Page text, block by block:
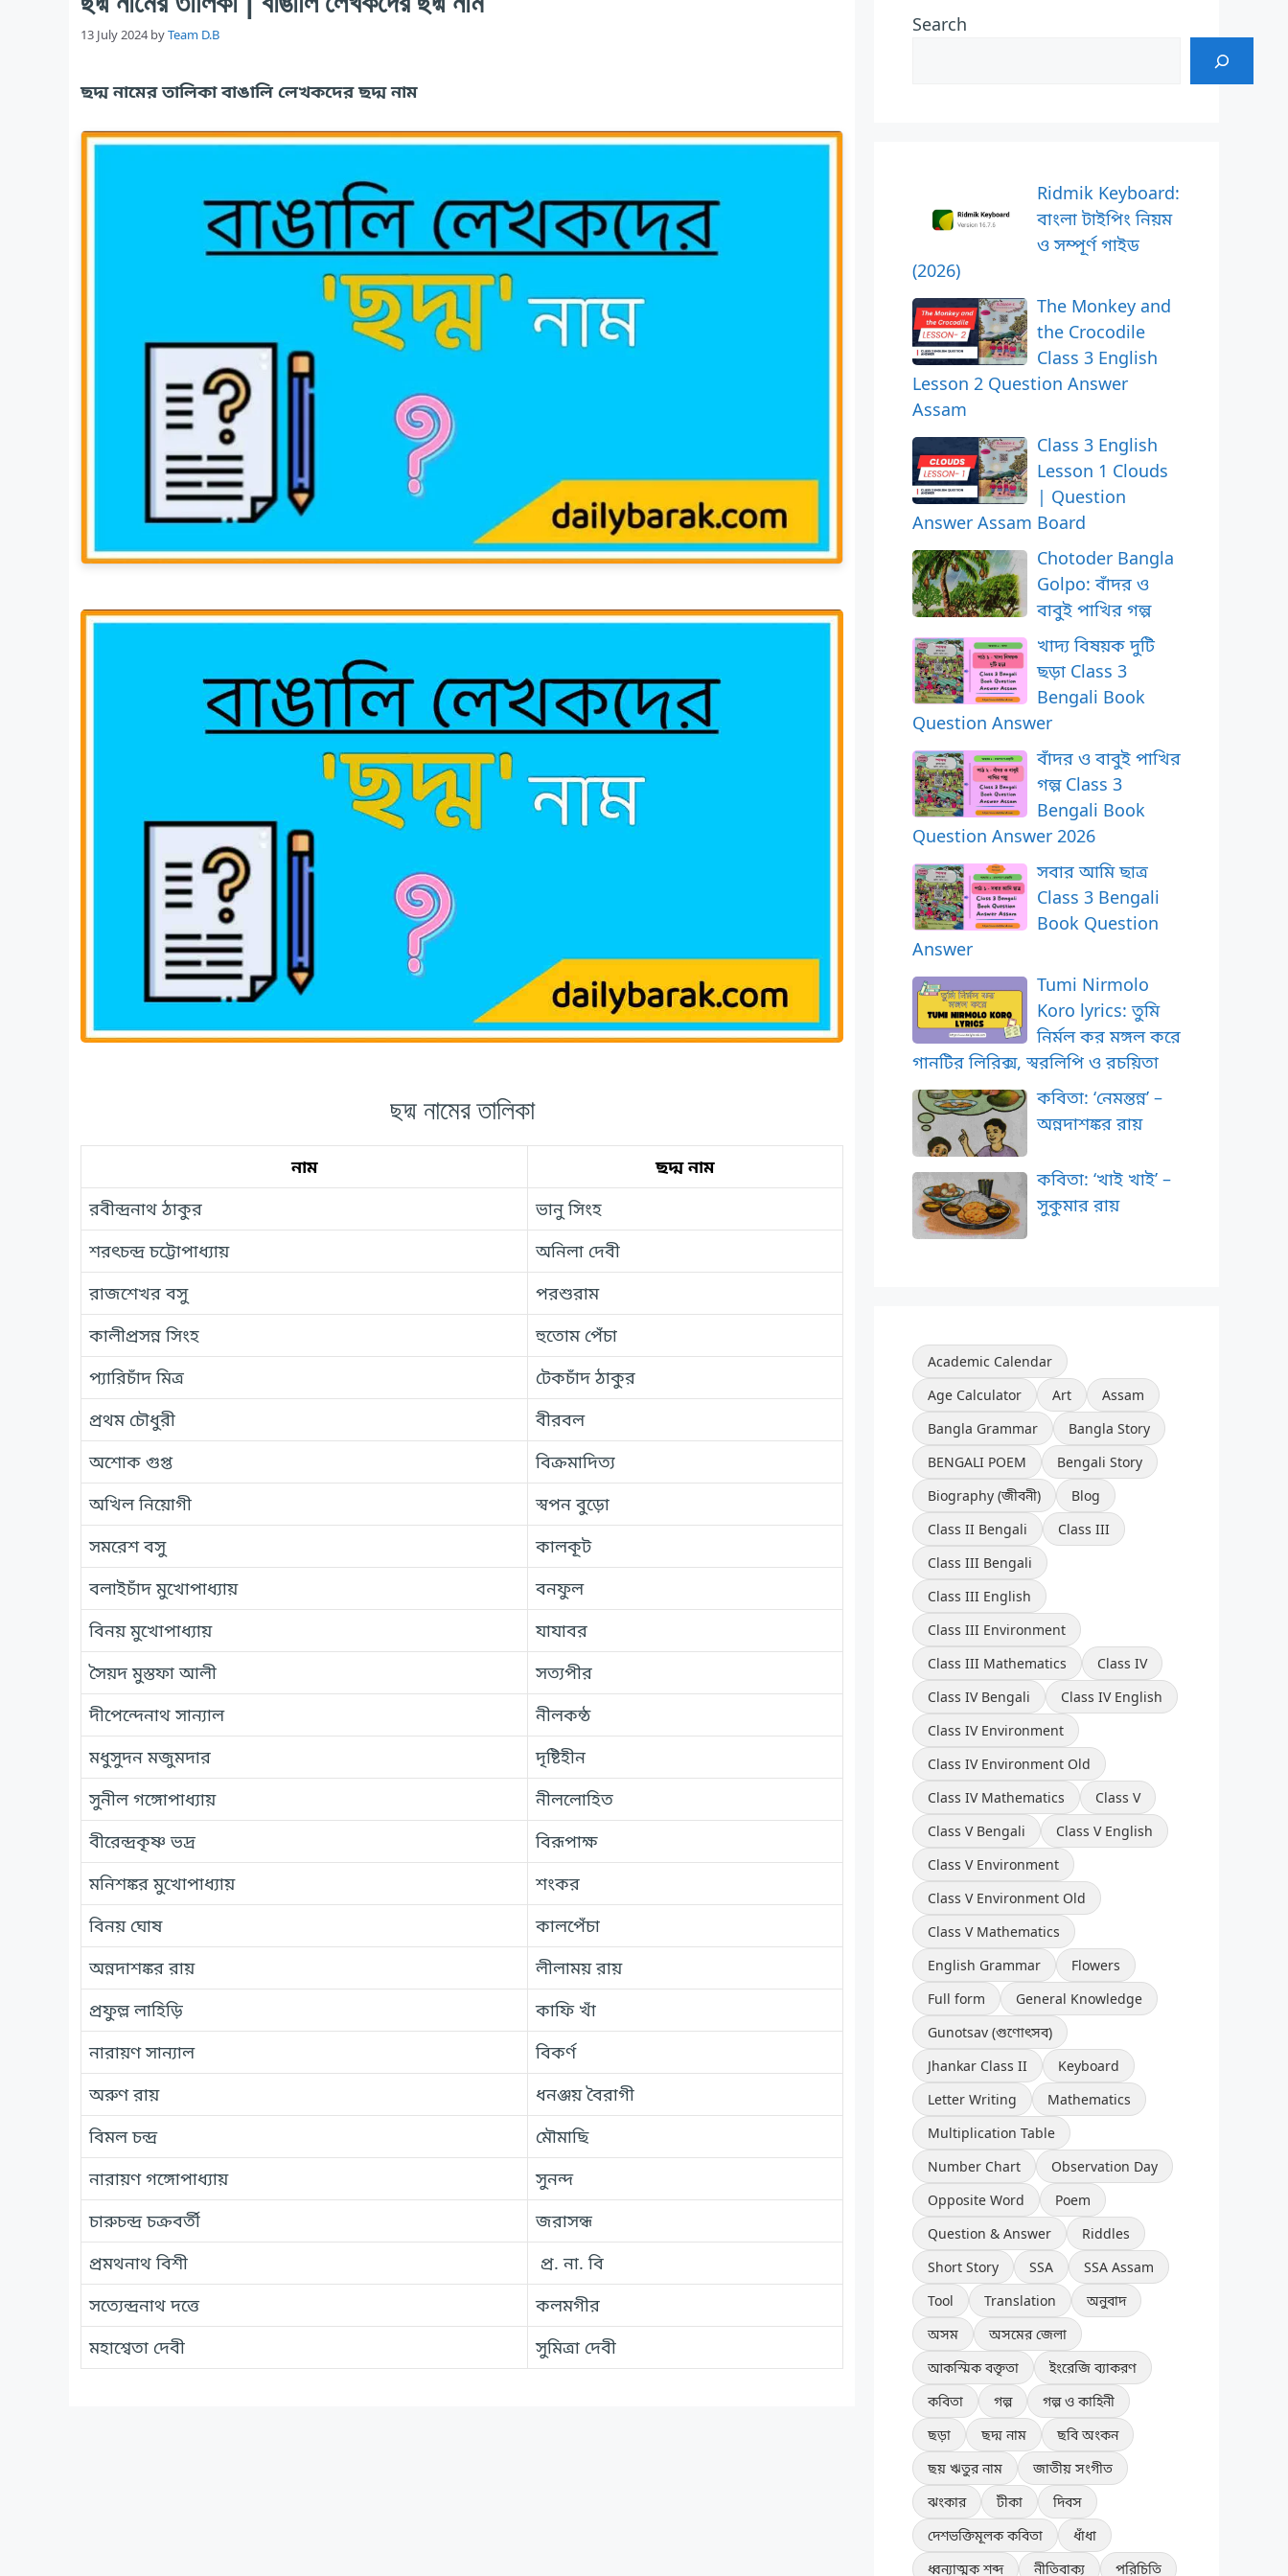
13 July 2024 byTeam D.B
ছদ্ম নামের তালিকা বাঙালি লেখকদের ছদ্ম নাম
ছদ্ম নামের তালিকা
নাম
ছদ্ম নাম
রবীন্দ্রনাথ ঠাকুর
ভানু সিংহ
শরৎচন্দ্র চট্টোপাধ্যায়
অনিলা দেবী
রাজশেখর বসু
পরশুরাম
কালীপ্রসন্ন সিংহ
হুতোম পেঁচা
প্যারিচাঁদ মিত্র
টেকচাঁদ ঠাকুর
প্রথম চৌধুরী
বীরবল
অশোক গুপ্ত
বিক্রমাদিত্য
অখিল নিয়োগী
স্বপন বুড়ো
সমরেশ বসু
কালকূট
বলাইচাঁদ মুখোপাধ্যায়
বনফুল
বিনয় মুখোপাধ্যায়
যাযাবর
সৈয়দ মুস্তফা আলী
সত্যপীর
দীপেন্দেনাথ সান্যাল
নীলকন্ঠ
মধুসুদন মজুমদার
দৃষ্টিহীন
সুনীল গঙ্গোপাধ্যায়
নীললোহিত
বীরেন্দ্রকৃষ্ণ ভদ্র
বিরূপাক্ষ
মনিশঙ্কর মুখোপাধ্যায়
শংকর
বিনয় ঘোষ
কালপেঁচা
অন্নদাশঙ্কর রায়
লীলাময় রায়
প্রফুল্ল লাহিড়ি
কাফি খাঁ
নারায়ণ সান্যাল
বিকর্ণ
অরুণ রায়
ধনঞ্জয় বৈরাগী
বিমল চন্দ্র
মৌমাছি
নারায়ণ গঙ্গোপাধ্যায়
সুনন্দ
চারুচন্দ্র চক্রবর্তী
জরাসন্ধ
প্রমথনাথ বিশী
প্র. না. বি
সত্যেন্দ্রনাথ দত্তে
কলমগীর
মহাশ্বেতা দেবী
সুমিত্রা দেবী
Search
Ridmik Keyboard:
বাংলা টাইপিং নিয়ম
ও সম্পূর্ণ গাইড
(2026)
The Monkey and
the Crocodile
Class 3 English
Lesson 2 Question Answer
Assam
Class 3 English
Lesson 1 Clouds
| Question
Answer Assam Board
Chotoder Bangla
Golpo: বাঁদর ও
বাবুই পাখির গল্প
খাদ্য বিষয়ক দুটি
ছড়া Class 3
Bengali Book
Question Answer
বাঁদর ও বাবুই পাখির
গল্প Class 3
Bengali Book
Question Answer 2026
সবার আমি ছাত্র
Class 3 Bengali
Book Question
Answer
Tumi Nirmolo
Koro lyrics: তুমি
নির্মল কর মঙ্গল করে
গানটির লিরিক্স, স্বরলিপি ও রচয়িতা
কবিতা: ‘নেমন্তন্ন’ –
অন্নদাশঙ্কর রায়
কবিতা: ‘খাই খাই’ –
সুকুমার রায়
Academic Calendar
Age Calculator
Art
Assam
Bangla Grammar
Bangla Story
BENGALI POEM
Bengali Story
Biography (জীবনী)
Blog
Class II Bengali
Class III
Class III Bengali
Class III English
Class III Environment
Class III Mathematics
Class IV
Class IV Bengali
Class IV English
Class IV Environment
Class IV Environment Old
Class IV Mathematics
Class V
Class V Bengali
Class V English
Class V Environment
Class V Environment Old
Class V Mathematics
English Grammar
Flowers
Full form
General Knowledge
Gunotsav (গুণোৎসব)
Jhankar Class II
Keyboard
Letter Writing
Mathematics
Multiplication Table
Number Chart
Observation Day
Opposite Word
Poem
Question & Answer
Riddles
Short Story
SSA
SSA Assam
Tool
Translation
অনুবাদ
অসম
অসমের জেলা
আকস্মিক বক্তৃতা
ইংরেজি ব্যাকরণ
কবিতা
গল্প
গল্প ও কাহিনী
ছড়া
ছদ্ম নাম
ছবি অংকন
ছয় ঋতুর নাম
জাতীয় সংগীত
ঝংকার
টীকা
দিবস
দেশভক্তিমূলক কবিতা
ধাঁধা
ধ্বন্যাত্মক শব্দ
নীতিবাক্য পরিচিতি